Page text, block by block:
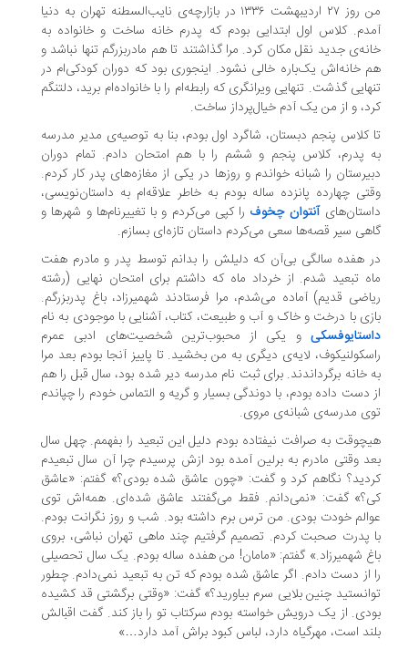
من روز ۲۷ اردیبهشت ۱۳۳۶ در بازارچه‌ی نایب‌السطنه تهران به دنیا
کلاس اول ابتدایی بودم که پدرم خانه ساخت و خانواده به
جدید نقل مکان کرد. مرا گذاشتند تا هم مادربزرگم تنها نباشد و
خانه‌اش یک‌باره خالی نشود. اینجوری بود که دوران کودکی‌ام در
گذشت. تنهایی ویرانگری که رابطه‌ام را با خانواده‌ام برید، دلتنگم
و از من یک آدم خیال‌پرداز ساخت.
کلاس پنجم دبستان، شاگرد اول بودم، بنا به توصیه‌ی مدیر مدرسه
پدرم، کلاس پنجم و ششم را با هم امتحان دادم. تمام دوران
را شبانه خواندم و روزها در یکی از مغازه‌های پدر کار کردم.
چهارده پانزده ساله بودم به خاطر علاقه‌ام به داستان‌نویسی،
آنتوان چخوف را کپی می‌کردم و با تغییرنام‌ها و شهرها و
سیر قصه‌ها سعی می‌کردم داستان تازه‌ای بسازم.
هفده سالگی بی‌آن که دلیلش را بدانم توسط پدر و مادرم هفت
تبعید شدم. از خرداد ماه که داشتم برای امتحان نهایی (رشته
قدیم) آماده می‌شدم، مرا فرستادند شهمیرزاد، باغ پدربزرگم.
با درخت و خاک و آب و طبیعت، کتاب، آشنایی با موجودی به نام
و یکی از محبوب‌ترین شخصیت‌های ادبی عمرم
لایه‌ی دیگری به من بخشید. تا پاییز آنجا بودم بعد مرا
خانه برگرداندند. برای ثبت نام مدرسه دیر شده بود، سال قبل را هم
دست داده بودم، با دوندگی بسیار و گریه و التماس خودم را چپاندم
مدرسه‌ی شبانه‌ی مروی.
به صرافت نیفتاده بودم دلیل این تبعید را بفهمم. چهل سال
وقتی مادرم به برلین آمده بود ازش پرسیدم چرا آن سال تبعیدم
نگاهم کرد و گفت: «چون عاشق شده بودی؟» گفتم: «عاشق
گفت: «نمی‌دانم. فقط می‌گفتند عاشق شده‌ای. همه‌اش توی
خودت بودی. من ترس برم داشته بود. شب و روز نگرانت بودم.
پدرت صحبت کردم. تصمیم گرفتیم چند ماهی تهران نباشی، بروی
شهمیرزاد.» گفتم: «مامان! من هفده ساله بودم. یک سال تحصیلی
از دست دادم. اگر عاشق شده بودم که تن به تبعید نمی‌دادم. چطور
چنین بلایی سرم بیاورید؟» گفت: «وقتی برگشتی قد کشیده
از یک درویش خواسته بودم سرکتاب تو را باز کند. گفت اقبالش
است، مهرگیاه دارد، لباس کبود براش آمد دارد…»